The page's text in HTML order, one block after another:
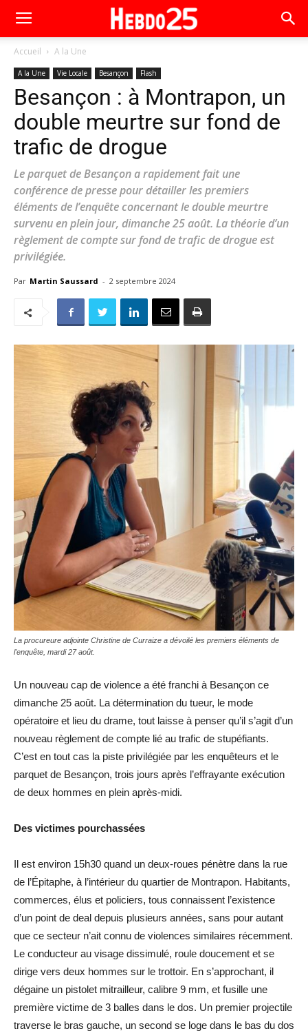
Accueil A la Une
A la Une Vie Locale Besançon Flash
Besançon : à Montrapon, un
double meurtre sur fond de
trafic de drogue
Le parquet de Besançon a rapidement fait une
conférence de presse pour détailler les premiers
éléments de l’enquête concernant le double meurtre
survenu en plein jour, dimanche 25 août. La théorie d’un
règlement de compte sur fond de trafic de drogue est
privilégiée.
Par Martin Saussard - 2 septembre 2024
La procureure adjointe Christine de Curraize a dévoilé les premiers éléments de
l'enquête, mardi 27 août.
Un nouveau cap de violence a été franchi à Besançon ce
dimanche 25 août. La détermination du tueur, le mode
opératoire et lieu du drame, tout laisse à penser qu’il s’agit d’un
nouveau règlement de compte lié au trafic de stupéfiants.
C’est en tout cas la piste privilégiée par les enquêteurs et le
parquet de Besançon, trois jours après l’effrayante exécution
de deux hommes en plein après-midi.
Des victimes pourchassées
Il est environ 15h30 quand un deux-roues pénètre dans la rue
de l’Épitaphe, à l’intérieur du quartier de Montrapon. Habitants,
commerces, élus et policiers, tous connaissent l’existence
d’un point de deal depuis plusieurs années, sans pour autant
que ce secteur n’ait connu de violences similaires récemment.
Le conducteur au visage dissimulé, roule doucement et se
dirige vers deux hommes sur le trottoir. En s’approchant, il
dégaine un pistolet mitrailleur, calibre 9 mm, et fusille une
première victime de 3 balles dans le dos. Un premier projectile
traverse le bras gauche, un second se loge dans le bas du dos